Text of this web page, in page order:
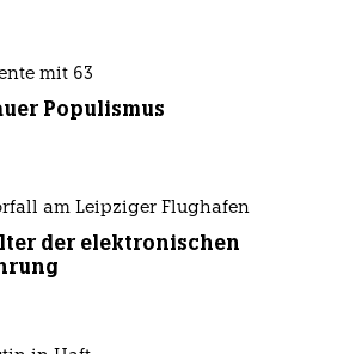
mit 63
Populismus
am Leipziger Flughafen
der elektronischen